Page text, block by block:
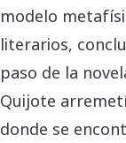
modelo
literarios,
paso de la
Quijote
donde se